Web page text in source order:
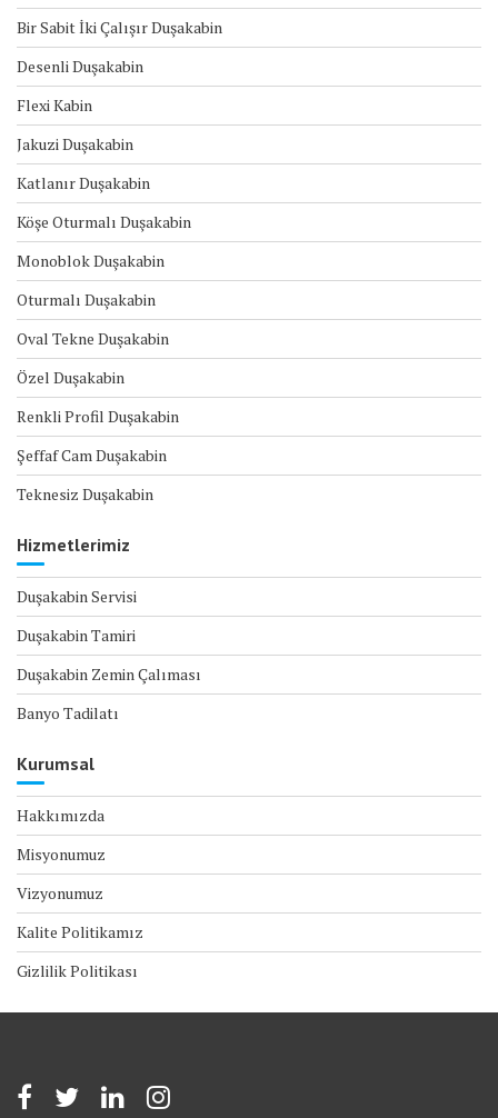
Bir Sabit İki Çalışır Duşakabin
Desenli Duşakabin
Flexi Kabin
Jakuzi Duşakabin
Katlanır Duşakabin
Köşe Oturmalı Duşakabin
Monoblok Duşakabin
Oturmalı Duşakabin
Oval Tekne Duşakabin
Özel Duşakabin
Renkli Profil Duşakabin
Şeffaf Cam Duşakabin
Teknesiz Duşakabin
Hizmetlerimiz
Duşakabin Servisi
Duşakabin Tamiri
Duşakabin Zemin Çalıması
Banyo Tadilatı
Kurumsal
Hakkımızda
Misyonumuz
Vizyonumuz
Kalite Politikamız
Gizlilik Politikası